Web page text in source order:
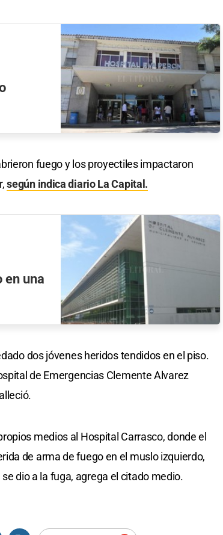
fuego y los proyectiles impactaron
según indica diario La Capital.
en una
dos jóvenes heridos tendidos en el piso.
de Emergencias Clemente Alvarez
medios al Hospital Carrasco, donde el
de arma de fuego en el muslo izquierdo,
dio a la fuga, agrega el citado medio.